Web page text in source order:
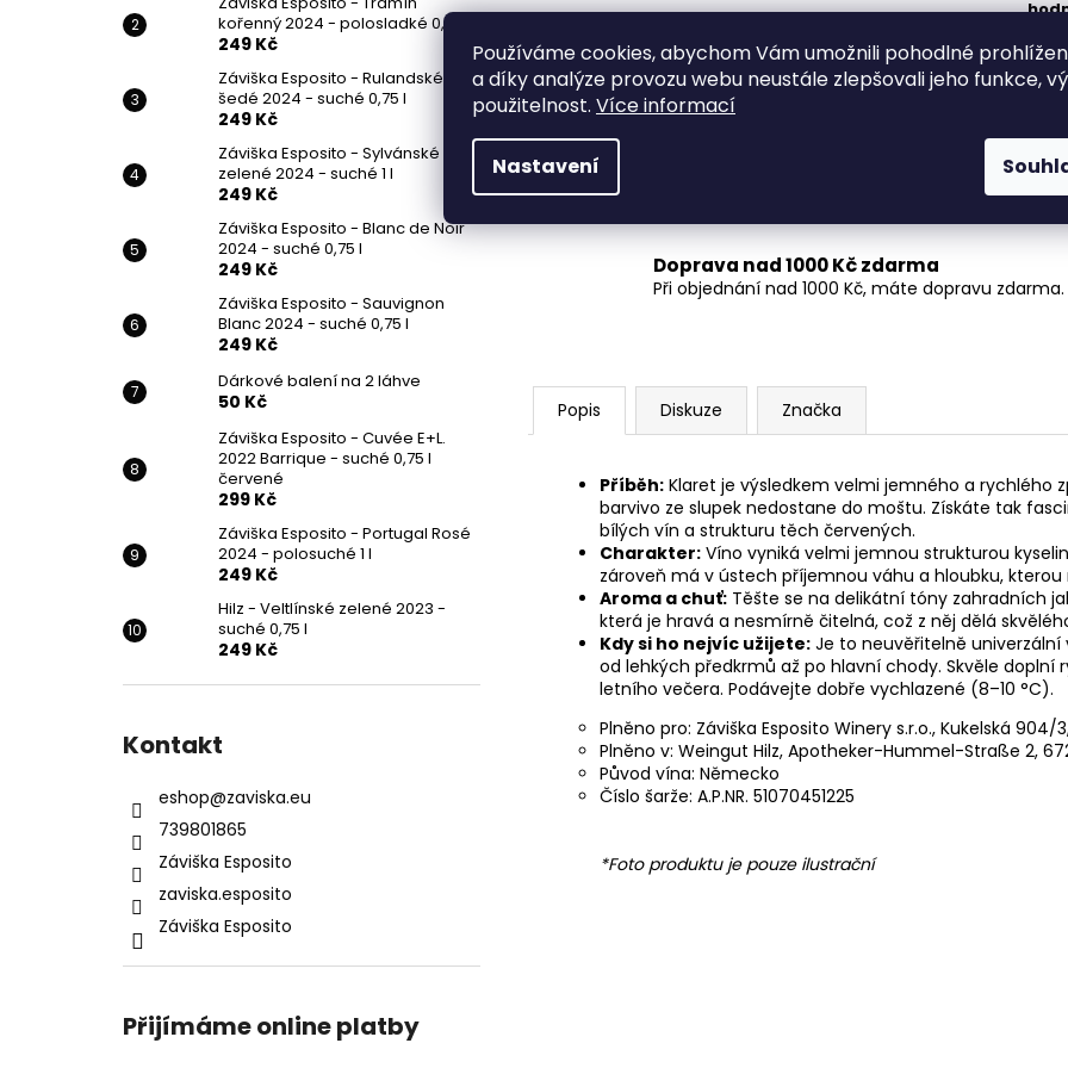
Používáme cookies, abychom Vám umožnili pohodlné
a díky analýze provozu webu neustále zlepšovali jeho funkce,
použitelnost. Více informací
Nastavení
kořenný 2024 - polosladké 0,75 l
249 Kč
Záviška Esposito - Rulandské
šedé 2024 - suché 0,75 l
249 Kč
Záviška Esposito - Sylvánské
zelené 2024 - suché 1 l
249 Kč
Záviška Esposito - Blanc de Noir
2024 - suché 0,75 l
249 Kč
Záviška Esposito - Sauvignon
Blanc 2024 - suché 0,75 l
249 Kč
Dárkové balení na 2 láhve
50 Kč
Záviška Esposito - Cuvée E+L.
2022 Barrique - suché 0,75 l
červené
299 Kč
Záviška Esposito - Portugal Rosé
2024 - polosuché 1 l
249 Kč
Hilz - Veltlínské zelené 2023 -
suché 0,75 l
249 Kč
Kontakt
eshop@zaviska.eu
739801865
Záviška Esposito
zaviska.esposito
Záviška Esposito
Přijímáme online platby
Doprava nad 1000 Kč zdarma
Při objednání nad 1000 Kč, máte dopravu zdarma.
Popis Diskuze Značka
Příběh: Klaret je výsledkem velmi jemného a rychlého
barvivo ze slupek nedostane do moštu. Získáte tak
bílých vín a strukturu těch červených.
Charakter: Víno vyniká velmi jemnou strukturou
zároveň má v ústech příjemnou váhu a hloubku,
Aroma a chuť: Těšte se na delikátní tóny zahradních
která je hravá a nesmírně čitelná, což z něj dělá
Kdy si ho nejvíc užijete: Je to neuvěřitelně
od lehkých předkrmů až po hlavní chody. Skvěle
letního večera. Podávejte dobře vychlazené (8–10 °C).
Plněno pro: Záviška Esposito Winery s.r.o., Kukelská 904/
Plněno v: Weingut Hilz, Apotheker-Hummel-Straße 2,
Původ vína: Německo
Číslo šarže: A.P.NR. 51070451225
*Foto produktu je pouze ilustrační